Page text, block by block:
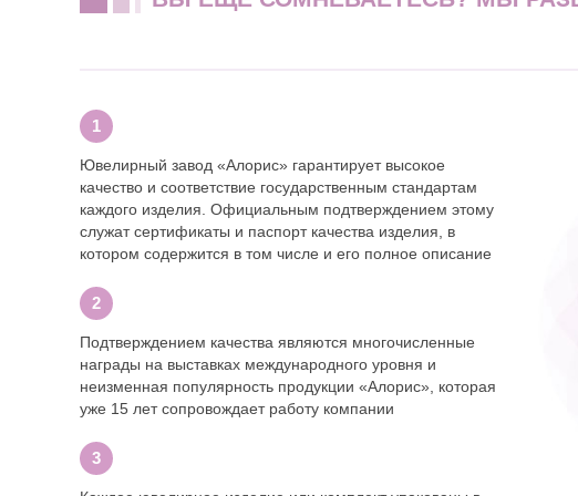
Ювелирный завод «Алорис» гарантирует высокое
качество и соответствие государственным стандартам
каждого изделия. Официальным подтверждением этому
служат сертификаты и паспорт качества изделия, в
котором содержится в том числе и его полное описание
Подтверждением качества являются многочисленные
награды на выставках международного уровня и
неизменная популярность продукции «Алорис», которая
уже 15 лет сопровождает работу компании